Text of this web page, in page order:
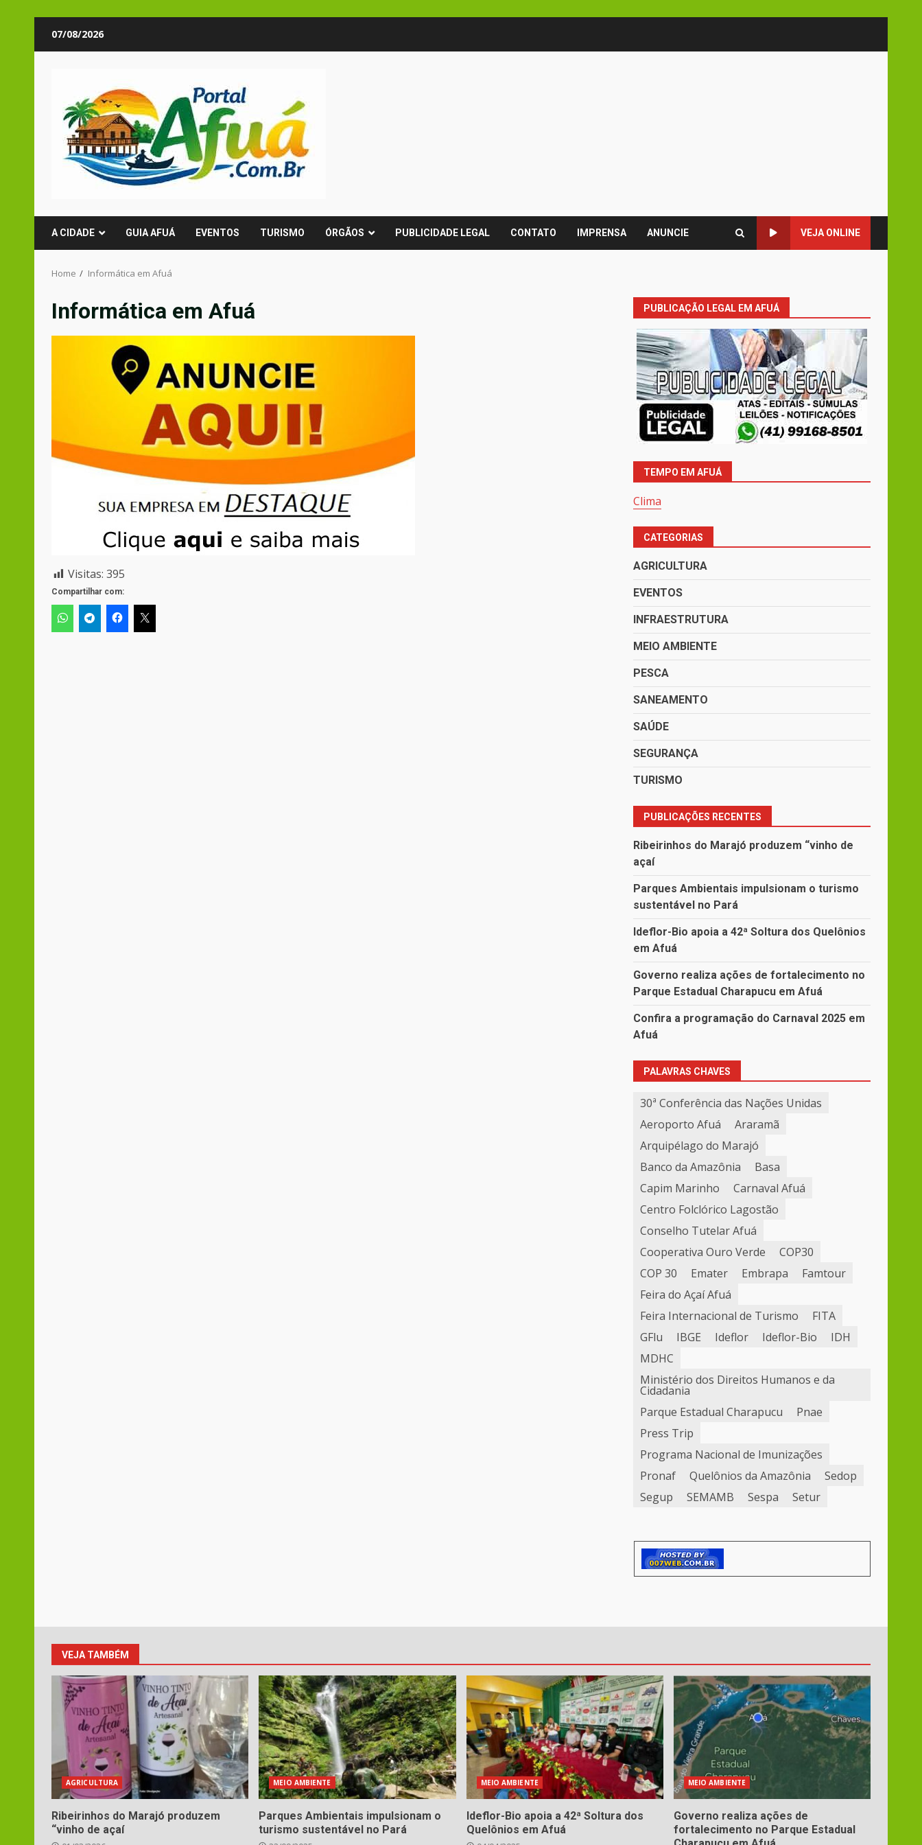
07/08/2026
A CIDADE GUIA AFUÁ EVENTOS TURISMO ÓRGÃOS PUBLICIDADE LEGAL CONTATO IMPRENSA ANUNCIE VEJA ONLINE
Home Informática em Afuá
Informática em Afuá
Visitas: 395
Compartilhar com:
PUBLICAÇÃO LEGAL EM AFUÁ
TEMPO EM AFUÁ
Clima
CATEGORIAS
AGRICULTURA
EVENTOS
INFRAESTRUTURA
MEIO AMBIENTE
PESCA
SANEAMENTO
SAÚDE
SEGURANÇA
TURISMO
PUBLICAÇÕES RECENTES
Ribeirinhos do Marajó produzem “vinho de
açaí
Parques Ambientais impulsionam o turismo
sustentável no Pará
Ideflor-Bio apoia a 42ª Soltura dos Quelônios
em Afuá
Governo realiza ações de fortalecimento no
Parque Estadual Charapucu em Afuá
Confira a programação do Carnaval 2025 em
Afuá
PALAVRAS CHAVES
30ª Conferência das Nações Unidas
Aeroporto Afuá
Araramã
Arquipélago do Marajó
Banco da Amazônia
Basa
Capim Marinho
Carnaval Afuá
Centro Folclórico Lagostão
Conselho Tutelar Afuá
Cooperativa Ouro Verde
COP30
COP 30
Emater Embrapa
Famtour
Feira do Açaí Afuá
Feira Internacional de Turismo
FITA
GFlu
IBGE Ideflor Ideflor-Bio
IDH
MDHC
Ministério dos Direitos Humanos e da
Cidadania
Parque Estadual Charapucu
Pnae
Press Trip
Programa Nacional de Imunizações
Pronaf
Quelônios da Amazônia
Sedop
Segup
SEMAMB Sespa Setur
VEJA TAMBÉM
AGRICULTURA
Ribeirinhos do Marajó produzem
“vinho de açaí
MEIO AMBIENTE
Parques Ambientais impulsionam o
turismo sustentável no Pará
MEIO AMBIENTE
Ideflor-Bio apoia a 42ª Soltura dos
Quelônios em Afuá
MEIO AMBIENTE
Governo realiza ações de
fortalecimento no Parque Estadual